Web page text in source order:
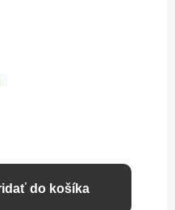
do košíka